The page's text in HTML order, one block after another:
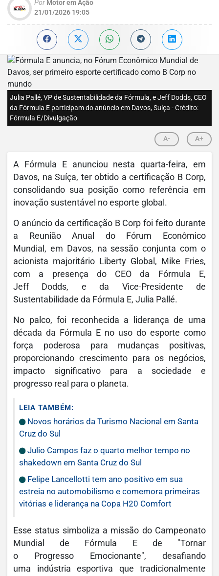
Por Motor em Ação
21/01/2026 19:05
Julia Pallé, VP de Sustentabilidade da Fórmula, e Jeff Dodds, CEO
da Fórmula E participam do anúncio em Davos, Suíça - Crédito:
Fórmula E/Divulgação
A- A+
A Fórmula E anunciou nesta quarta-feira, em
Davos, na Suíça, ter obtido a certificação B Corp,
consolidando sua posição como referência em
inovação sustentável no esporte global.
O anúncio da certificação B Corp foi feito durante
a Reunião Anual do Fórum Econômico
Mundial, em Davos, na sessão conjunta com o
acionista majoritário Liberty Global, Mike Fries,
com a presença do CEO da Fórmula E,
Jeff Dodds, e da Vice-Presidente de
Sustentabilidade da Fórmula E, Julia Pallé.
No palco, foi reconhecida a liderança de uma
década da Fórmula E no uso do esporte como
força poderosa para mudanças positivas,
proporcionando crescimento para os negócios,
impacto significativo para a sociedade e
progresso real para o planeta.
LEIA TAMBÉM:
Novos horários da Turismo Nacional em Santa
Cruz do Sul
Julio Campos faz o quarto melhor tempo no
shakedown em Santa Cruz do Sul
Felipe Lancellotti tem ano positivo em sua
estreia no automobilismo e comemora primeiras
vitórias e liderança na Copa H20 Comfort
Esse status simboliza a missão do Campeonato
Mundial de Fórmula E de "Tornar
o Progresso Emocionante", desafiando
uma indústria esportiva que tradicionalmente